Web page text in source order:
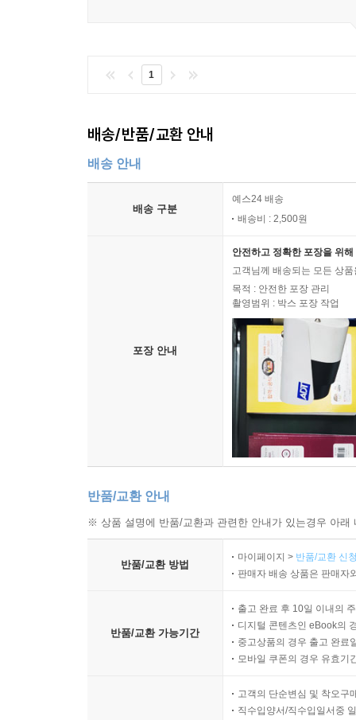
1
배송/반품/교환 안내
배송 안내
배송 구분
예스24 배송
배송비 : 2,500원
포장 안내
안전하고 정확한 포장을 위
고객님께 배송되는 모든 상
목적 : 안전한 포장 관리
촬영범위 : 박스 포장 작업
반품/교환 안내
※ 상품 설명에 반품/교환과 관련한 안내가 있는경우 아
반품/교환 방법
마이페이지 > 반품/교환 신
판매자 배송 상품은 판매자
반품/교환 가능기간
출고 완료 후 10일 이내의
디지털 콘텐츠인 eBook의
중고상품의 경우 출고 완료
모바일 쿠폰의 경우 유효기
고객의 단순변심 및 착오구
직수입양서/직수입일서중